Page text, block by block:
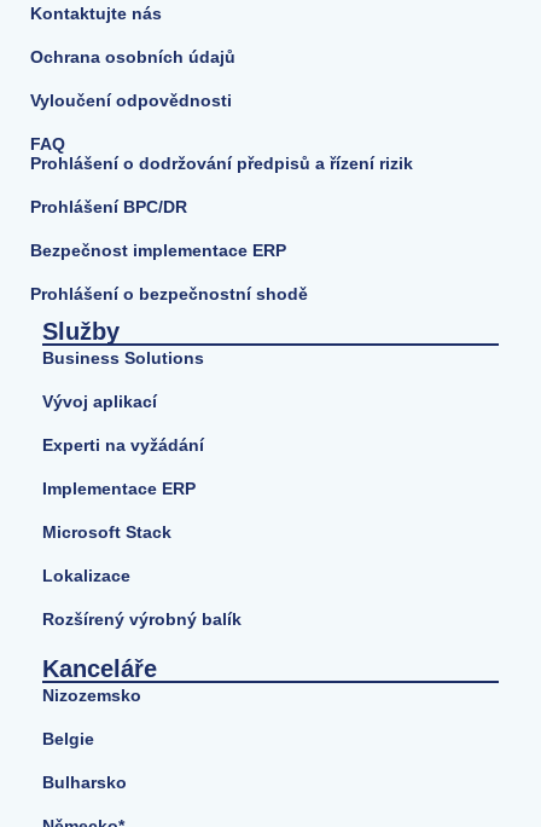
Kontaktujte nás
Ochrana osobních údajů
Vyloučení odpovědnosti
FAQ
Prohlášení o dodržování předpisů a řízení rizik
Prohlášení BPC/DR
Bezpečnost implementace ERP
Prohlášení o bezpečnostní shodě
Služby
Business Solutions
Vývoj aplikací
Experti na vyžádání
Implementace ERP
Microsoft Stack
Lokalizace
Rozšírený výrobný balík
Kanceláře
Nizozemsko
Belgie
Bulharsko